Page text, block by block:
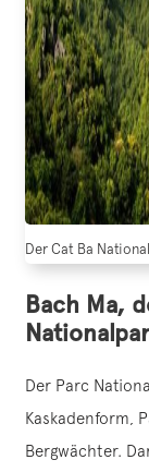
Der Cat Ba
Bach Ma,
Der Parc
Kaskadenform,
Bergwächter.